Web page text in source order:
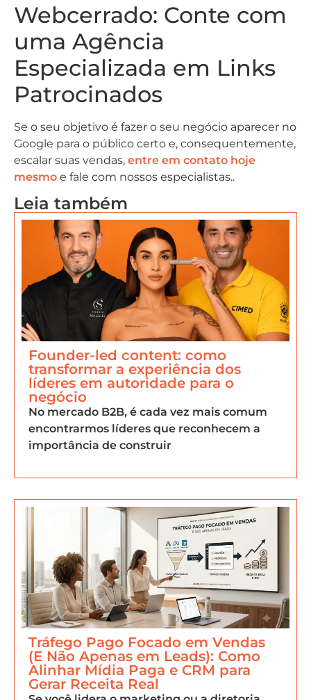
Webcerrado: Conte com
uma Agência
Especializada em Links
Patrocinados
Se o seu objetivo é fazer o seu negócio aparecer no
Google para o público certo e, consequentemente,
escalar suas vendas, entre em contato hoje
mesmo e fale com nossos especialistas..
Leia também
Founder-led content: como
transformar a experiência dos
líderes em autoridade para o
negócio
No mercado B2B, é cada vez mais comum
encontrarmos líderes que reconhecem a
importância de construir
Tráfego Pago Focado em Vendas
(E Não Apenas em Leads): Como
Alinhar Mídia Paga e CRM para
Gerar Receita Real